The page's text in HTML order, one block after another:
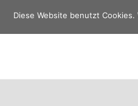
Diese Website benutzt